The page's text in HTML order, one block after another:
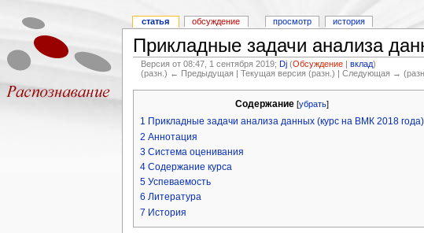
Прикладные задачи анализа
Версия от 08:47, 1 сентября 2019;Dj (Обсуждение |вклад)
(разн.) ← Предыдущая | Текущая версия (разн.) | Следующая →
Содержание [убрать]
1 Прикладные задачи анализа данных (курс на ВМК 2018 года)
2 Аннотация
3 Система оценивания
4 Содержание курса
5 Успеваемость
6 Литература
7 История
статья обсуждение просмотр история